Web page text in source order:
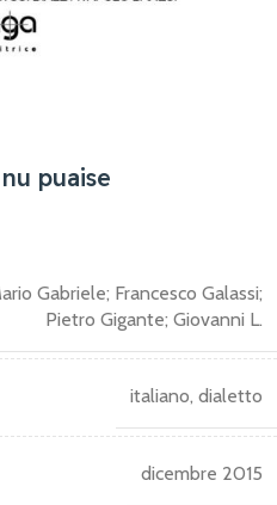
puaise
Gabriele; Francesco Galassi;
Pietro Gigante; Giovanni L.
italiano, dialetto
dicembre 2015